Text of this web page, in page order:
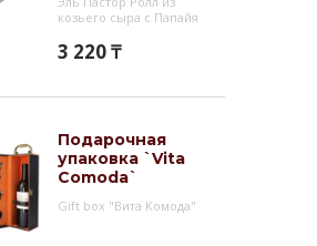
козьего сыра с Папайя
3 220 ₸
Подарочная
упаковка `Vita
Comoda`
Gift box "Вита Комода"